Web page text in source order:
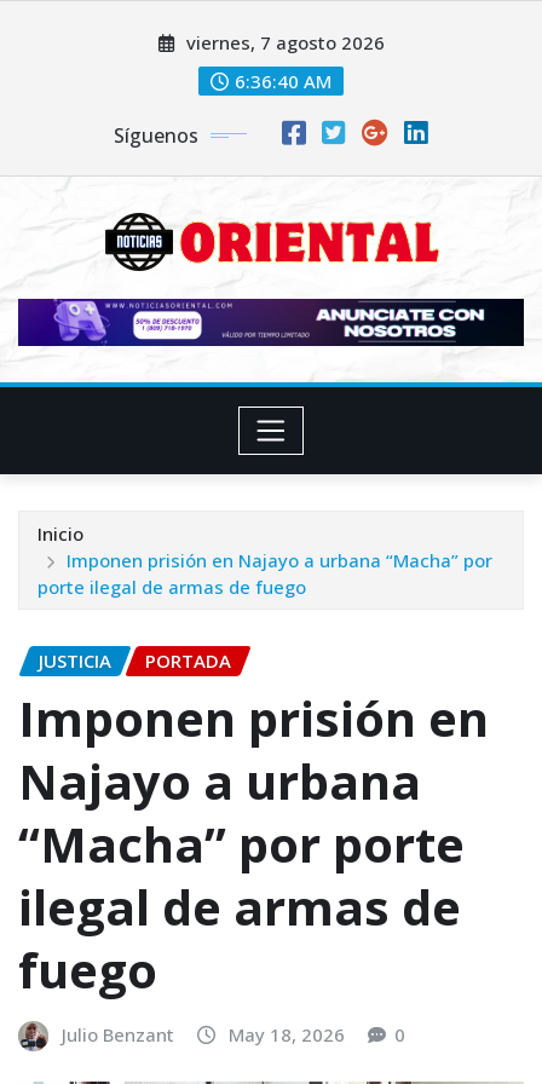
viernes, 7 agosto 2026
6:36:42 AM
Síguenos
Inicio
Imponen prisión en Najayo a urbana “Macha” por
porte ilegal de armas de fuego
JUSTICIA PORTADA
Imponen prisión en
Najayo a urbana
“Macha” por porte
ilegal de armas de
fuego
Julio Benzant May 18, 2026 0